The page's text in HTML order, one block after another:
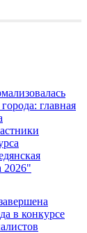
главная
в конкурсе